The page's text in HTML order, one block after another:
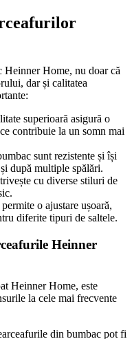
Heinner Home, nu doar că
dar și calitatea
superioară asigură o
contribuie la un somn mai
sunt rezistente și își
după multiple spălări.
cu diverse stiluri de
o ajustare ușoară,
diferite tipuri de saltele.
Heinner
Heinner Home, este
la cele mai frecvente
din bumbac pot fi